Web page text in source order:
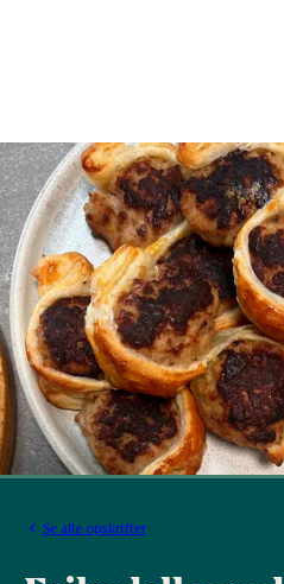
Se alle opskrifter